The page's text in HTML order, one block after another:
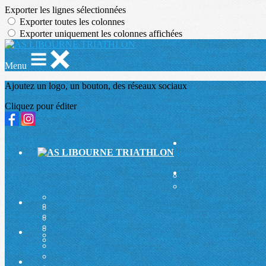
Exporter les lignes sélectionnées
Exporter toutes les colonnes
Exporter uniquement les colonnes affichées
Menu
Ajoutez un logo, un bouton, des réseaux sociaux
Cliquez pour éditer